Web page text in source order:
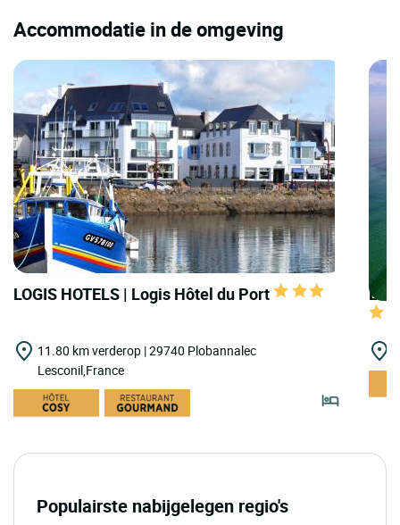
Accommodatie in de omgeving
LOGIS HOTELS | Logis Hôtel du Port
11.80 km verderop | 29740 Plobannalec
Lesconil,France
Populairste nabijgelegen regio's